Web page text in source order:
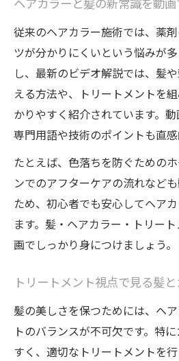
ヘアカラーと髪の新常識を動画
従来のヘアカラー施術では、薬
ツが分かりにくいという悩みが
し、最新のビデオ解説では、髪
える方法や、トリートメントを
かりやすく紹介されています。動
専門用語や技術のポイントも直感
たとえば、色落ちを防ぐための
ンでのアフターケアの流れなど
ため、初心者でも安心してヘア
ます。髪・ヘアカラー・トリー
画でしっかり身につけましょう。
トリートメント視点で見る髪
髪の美しさを保つためには、ヘ
トのバランスが不可欠です。特
すく、適切なトリートメントを